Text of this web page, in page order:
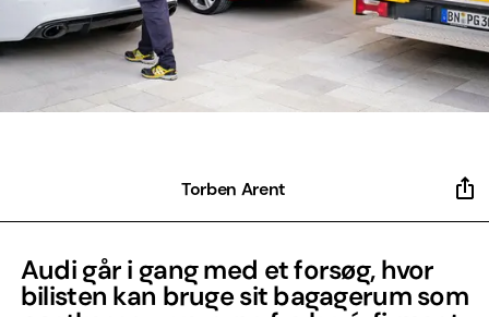
Torben Arent
Audi går i gang med et forsøg, hvor
bilisten kan bruge sit bagagerum som